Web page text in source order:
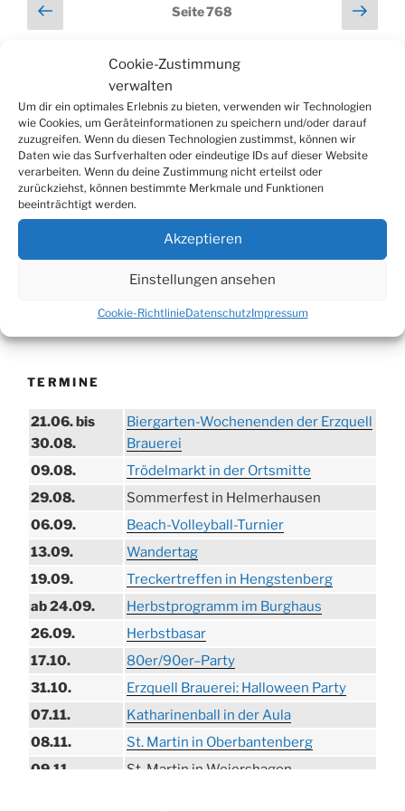
Cookie-Zustimmung
verwalten
Um dir ein optimales Erlebnis zu bieten, verwenden wir Technologien
wie Cookies, um Geräteinformationen zu speichern und/oder darauf
zuzugreifen. Wenn du diesen Technologien zustimmst, können wir
Daten wie das Surfverhalten oder eindeutige IDs auf dieser Website
verarbeiten. Wenn du deine Zustimmung nicht erteilst oder
zurückziehst, können bestimmte Merkmale und Funktionen
beeinträchtigt werden.
Akzeptieren
Einstellungen ansehen
Cookie-RichtlinieDatenschutzImpressum
Seitennummerierung
der
Vorherige
Seite
Seite768
Suchen
nach:
WERBUNG
TERMINE
21.06. bis
30.08.
Biergarten-Wochenenden der Erzquell
Brauerei
09.08.
Trödelmarkt in der Ortsmitte
29.08.
Sommerfest in Helmerhausen
06.09.
Beach-Volleyball-Turnier
13.09.
Wandertag
19.09.
Treckertreffen in Hengstenberg
ab 24.09.
Herbstprogramm im Burghaus
26.09.
Herbstbasar
17.10.
80er/90er–Party
31.10.
Erzquell Brauerei: Halloween Party
07.11.
Katharinenball in der Aula
08.11.
St. Martin in Oberbantenberg
09.11.
St. Martin in Weiershagen